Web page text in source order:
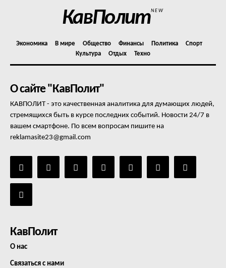
КавПолитNEW
Экономика В мире Общество Финансы Политика
Спорт
Культура
Отдых Техно
О сайте "КавПолит"
КАВПОЛИТ - это качественная аналитика для думающих людей,
стремящихся быть в курсе последних событий. Новости 24/7 в
вашем смартфоне. По всем вопросам пишите на
reklamasite23@gmail.com
КавПолит
О нас
Связаться с нами